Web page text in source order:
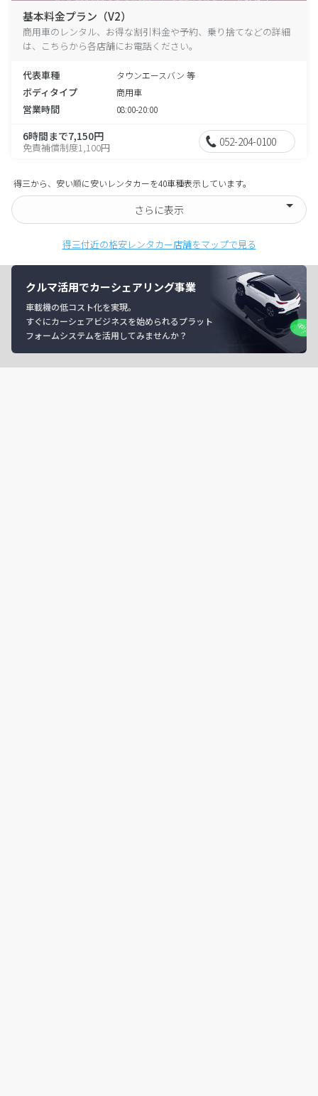
基本料金プラン（V2）
商用車のレンタル、お得な割引料金や予約、乗り捨てなどの詳細
は、こちらから各店舗にお電話ください。
代表車種 タウンエースバン 等
ボディタイプ 商用車
営業時間 08:00-20:00
6時間まで7,150円
免責補償制度1,100円 052-204-0100
得三から、安い順に安いレンタカーを40車種表示しています。
さらに表示
得三付近の格安レンタカー店舗をマップで見る
クルマ活用でカーシェアリング事業
車載機の低コスト化を実現。
すぐにカーシェアビジネスを始められるプラット
フォームシステムを活用してみませんか？